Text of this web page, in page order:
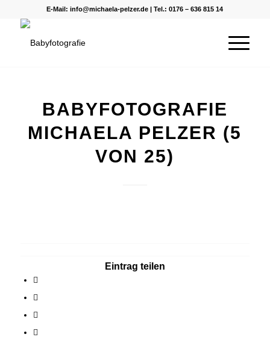
E-Mail:info@michaela-pelzer.de | Tel.:0176 – 636 815 14
BABYFOTOGRAFIE
MICHAELA PELZER (5
VON 25)
Eintrag teilen